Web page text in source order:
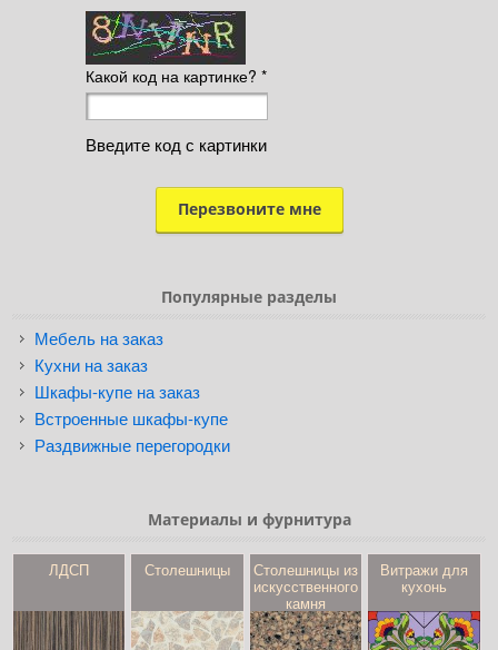
Какой код на картинке? *
Введите код с картинки
Популярные разделы
Мебель на заказ
Кухни на заказ
Шкафы-купе на заказ
Встроенные шкафы-купе
Раздвижные перегородки
Материалы и фурнитура
ЛДСП Столешницы Столешницы из
искусственного
камня
Витражи для
кухонь